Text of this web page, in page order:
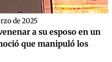
de 2025
a su esposo en un
que manipuló los